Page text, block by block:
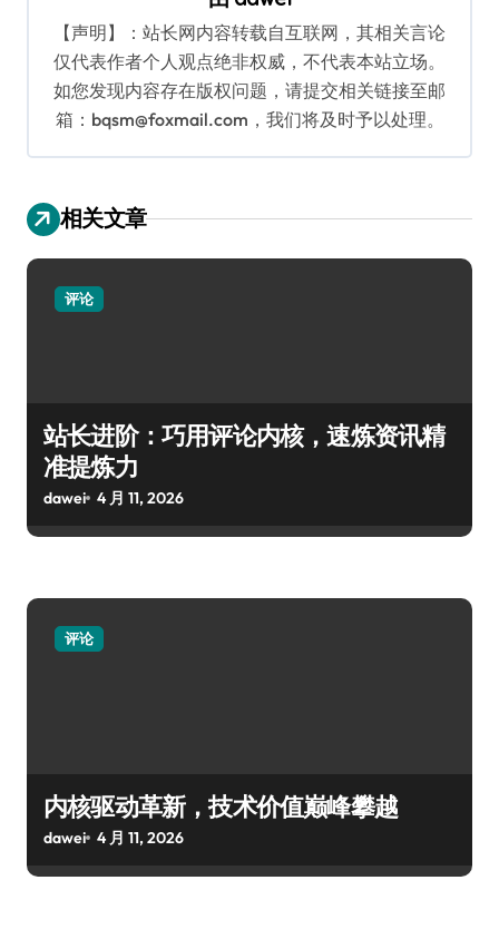
【声明】：站长网内容转载自互联网，其相关言论
仅代表作者个人观点绝非权威，不代表本站立场。
如您发现内容存在版权问题，请提交相关链接至邮
箱：bqsm@foxmail.com，我们将及时予以处理。
相关文章
评论
站长进阶：巧用评论内核，速炼资讯精
准提炼力
dawei 4 月 11, 2026
评论
内核驱动革新，技术价值巅峰攀越
dawei 4 月 11, 2026